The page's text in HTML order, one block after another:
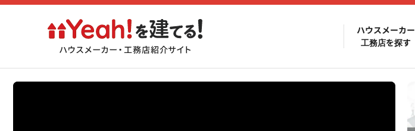
ハウスメーカー
工務店を探す